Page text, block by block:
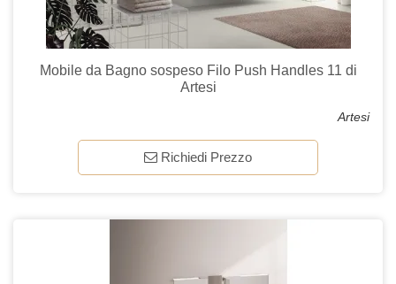
Mobile da Bagno sospeso Filo Push Handles 11 di
Artesi
Artesi
Richiedi Prezzo